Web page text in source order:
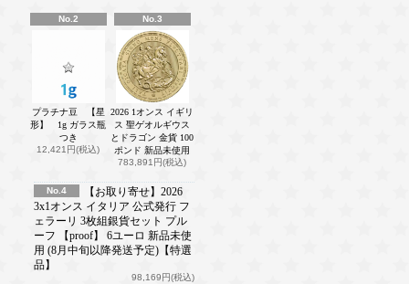
No.2
プラチナ豆 【星
形】 1g ガラス瓶
つき
12,421円(税込)
No.3
2026 1オンス イギリ
ス 聖ゲオルギウス
とドラゴン 金貨 100
ポンド 新品未使用
783,891円(税込)
No.4
【お取り寄せ】2026
3x1オンス イタリア 公式発行 フ
ェラーリ 3枚組銀貨セット プル
ーフ 【proof】 6ユーロ 新品未使
用 (8月中旬以降発送予定)【特選
品】
98,169円(税込)